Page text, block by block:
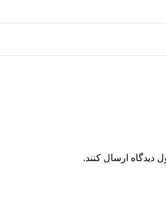
دیدگاه ارسال کنند.